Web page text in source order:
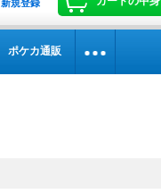
新規登録
ポケカ通販